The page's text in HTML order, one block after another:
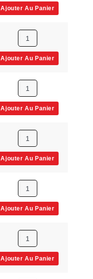
Ajouter Au Panier
Ajouter Au Panier
Ajouter Au Panier
Ajouter Au Panier
Ajouter Au Panier
Ajouter Au Panier